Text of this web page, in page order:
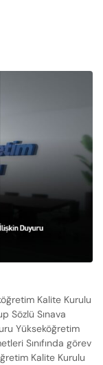
Kalite Kurulu
Sözlü Sınava
Yükseköğretim
Sınıfında görev
Kalite Kurulu